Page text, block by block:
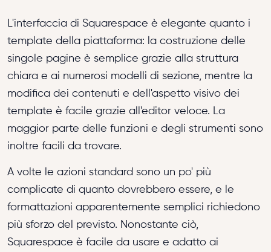
L'interfaccia di Squarespace è elegante quanto i
template della piattaforma: la costruzione delle
singole pagine è semplice grazie alla struttura
chiara e ai numerosi modelli di sezione, mentre la
modifica dei contenuti e dell'aspetto visivo dei
template è facile grazie all'editor veloce. La
maggior parte delle funzioni e degli strumenti sono
inoltre facili da trovare.
A volte le azioni standard sono un po' più
complicate di quanto dovrebbero essere, e le
formattazioni apparentemente semplici richiedono
più sforzo del previsto. Nonostante ciò,
Squarespace è facile da usare e adatto ai